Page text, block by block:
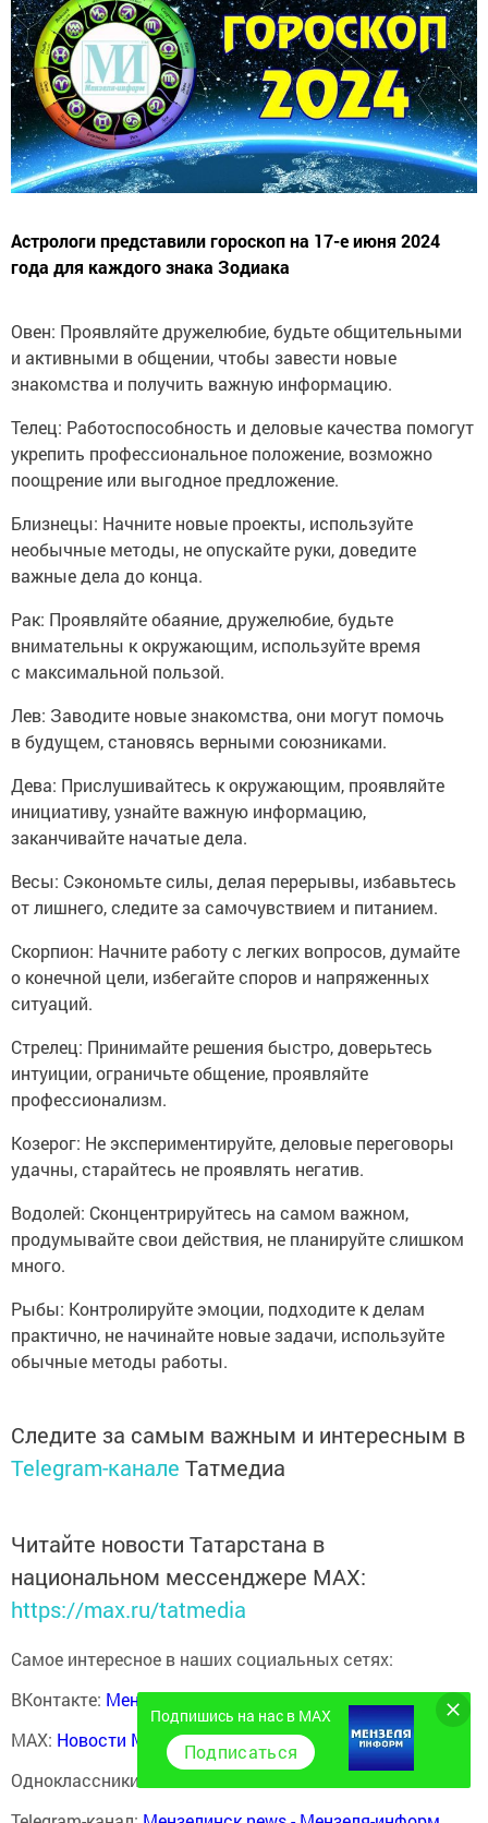
Астрологи представили гороскоп на 17-е июня 2024
года для каждого знака Зодиака
Овен: Проявляйте дружелюбие, будьте общительными
и активными в общении, чтобы завести новые
знакомства и получить важную информацию.
Телец: Работоспособность и деловые качества помогут
укрепить профессиональное положение, возможно
поощрение или выгодное предложение.
Близнецы: Начните новые проекты, используйте
необычные методы, не опускайте руки, доведите
важные дела до конца.
Рак: Проявляйте обаяние, дружелюбие, будьте
внимательны к окружающим, используйте время
с максимальной пользой.
Лев: Заводите новые знакомства, они могут помочь
в будущем, становясь верными союзниками.
Дева: Прислушивайтесь к окружающим, проявляйте
инициативу, узнайте важную информацию,
заканчивайте начатые дела.
Весы: Сэкономьте силы, делая перерывы, избавьтесь
от лишнего, следите за самочувствием и питанием.
Скорпион: Начните работу с легких вопросов, думайте
о конечной цели, избегайте споров и напряженных
ситуаций.
Стрелец: Принимайте решения быстро, доверьтесь
интуиции, ограничьте общение, проявляйте
профессионализм.
Козерог: Не экспериментируйте, деловые переговоры
удачны, старайтесь не проявлять негатив.
Водолей: Сконцентрируйтесь на самом важном,
продумывайте свои действия, не планируйте слишком
много.
Рыбы: Контролируйте эмоции, подходите к делам
практично, не начинайте новые задачи, используйте
обычные методы работы.
Следите за самым важным и интересным в
Telegram-канале Татмедиа
Читайте новости Татарстана в
национальном мессенджере MАХ:
https://max.ru/tatmedia
Самое интересное в наших социальных сетях:
ВКонтакте: Мензелинск news - Мензеля-информ
MAX: Новости Мензелинска - Мензеля онлайн
Одноклассники:
Подпишись на нас в MAX
Подписаться